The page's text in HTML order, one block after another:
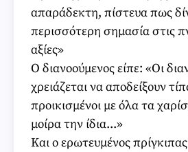
απαράδεκτη, πίστευα πως
περισσότερη σημασία στις
αξίες»
Ο διανοούμενος είπε: «Οι
χρειάζεται να αποδείξουν
προικισμένοι με όλα τα
μοίρα την ίδια...»
Και ο ερωτευμένος